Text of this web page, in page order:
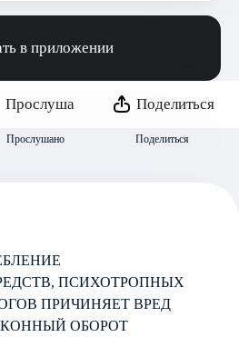
в приложении
Прослушано
Прослушано
Поделиться
Поделиться
ПСИХОТРОПНЫХ
ПРИЧИНЯЕТ ВРЕД
ОБОРОТ